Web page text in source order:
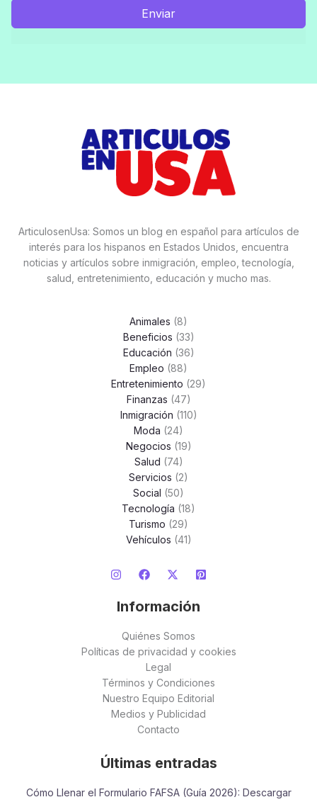
Enviar
ArticulosenUsa: Somos un blog en español para artículos de
interés para los hispanos en Estados Unidos, encuentra
noticias y artículos sobre inmigración, empleo, tecnología,
salud, entretenimiento, educación y mucho mas.
Animales (8)
Beneficios (33)
Educación (36)
Empleo (88)
Entretenimiento (29)
Finanzas (47)
Inmigración (110)
Moda (24)
Negocios (19)
Salud (74)
Servicios (2)
Social (50)
Tecnología (18)
Turismo (29)
Vehículos (41)
Información
Quiénes Somos
Políticas de privacidad y cookies
Legal
Términos y Condiciones
Nuestro Equipo Editorial
Medios y Publicidad
Contacto
Últimas entradas
Cómo Llenar el Formulario FAFSA (Guía 2026): Descargar